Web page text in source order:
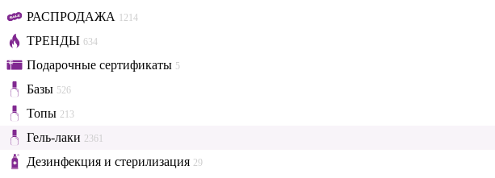
РАСПРОДАЖА 1214
ТРЕНДЫ 634
Подарочные сертификаты 5
Базы 526
Топы 213
Гель-лаки 2361
Дезинфекция и стерилизация 29